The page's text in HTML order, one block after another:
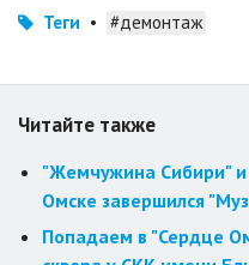
Теги • #демонтаж
Читайте также
"Жемчужина Сибири" и
Омске завершился
Попадаем в "Сердце